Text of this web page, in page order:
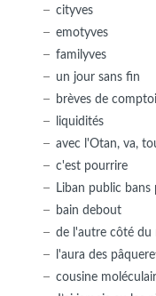
cityves
emotyves
familyves
un jour sans fin
brèves de
liquidités
avec l'Otan, va,
c'est pourrire
Liban public bans
bain debout
de l'autre côté du
l'aura des
cousine